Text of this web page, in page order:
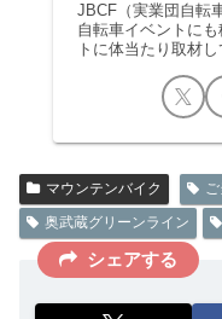
JBCF（実業団自転
自転車イベントに
トに体当たり取材し
マウンテンバイク
奥武蔵グリーンライン
シェアする